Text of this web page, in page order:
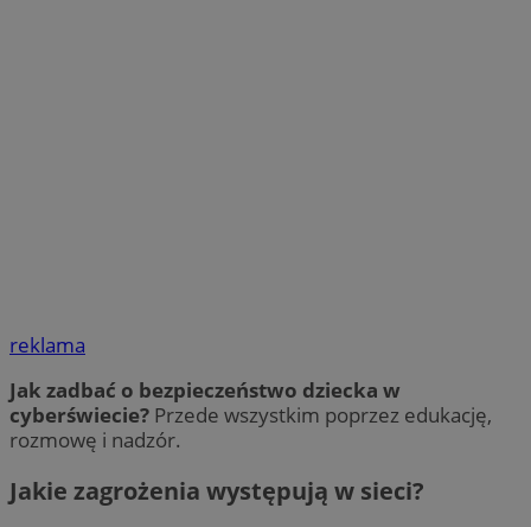
reklama
Jak zadbać o bezpieczeństwo dziecka w
cyberświecie? Przede wszystkim poprzez edukację,
rozmowę i nadzór.
Jakie zagrożenia występują w sieci?